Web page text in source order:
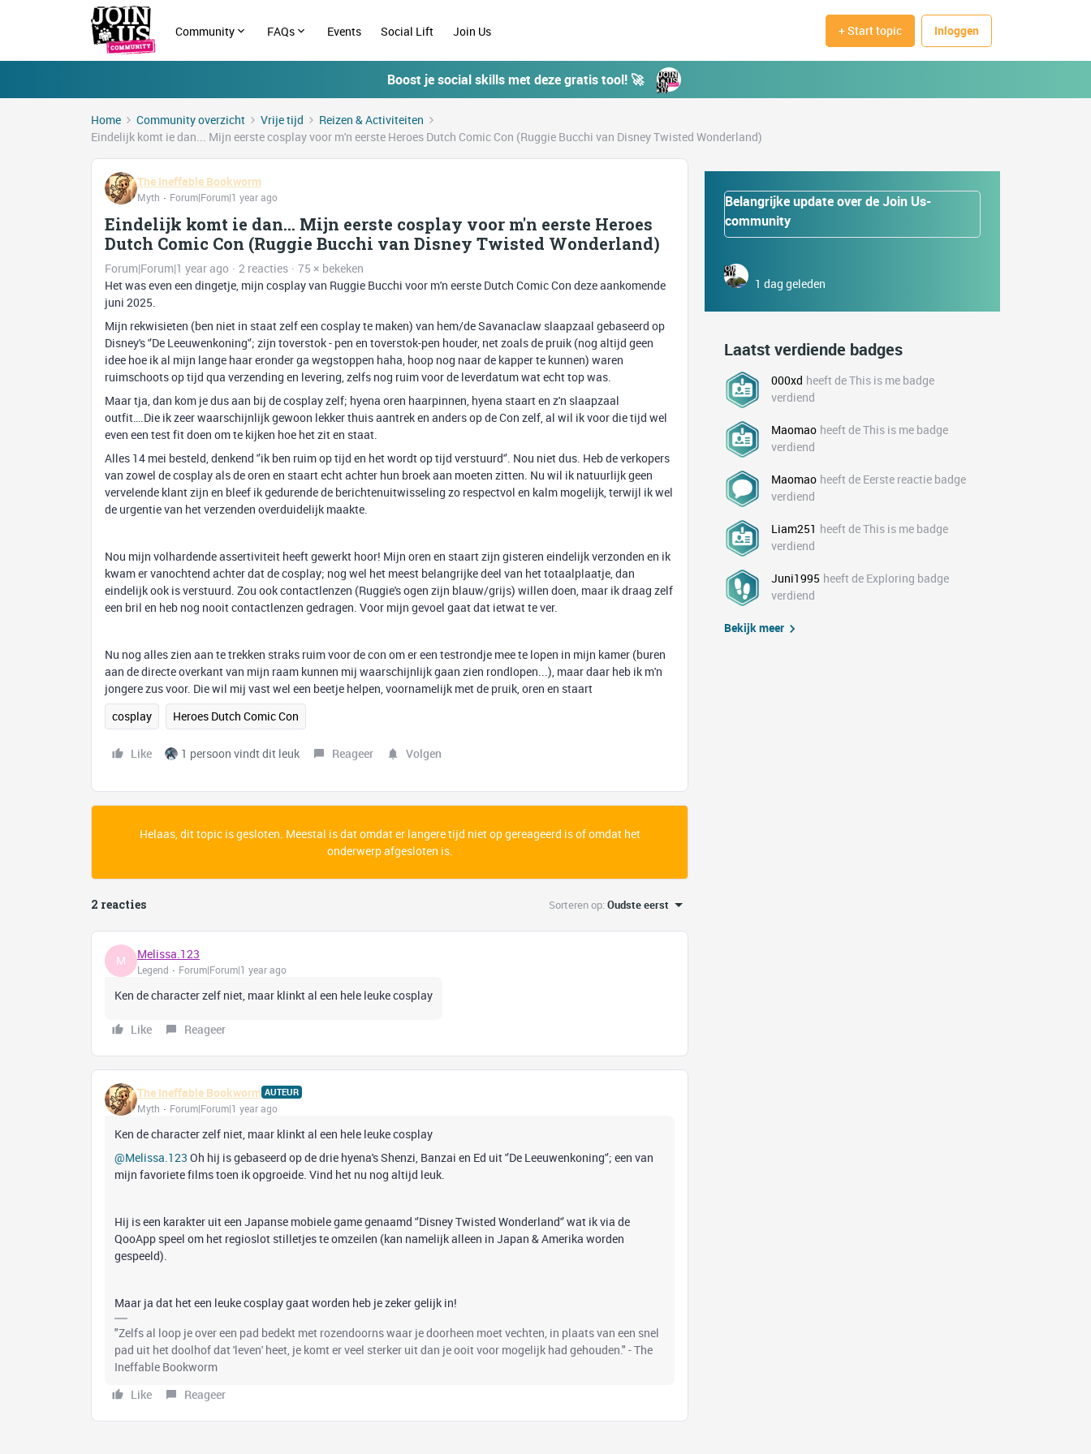
Community FAQs Events Social Lift Join Us + Start topic Inloggen
Boost je social skills met deze gratis tool! 🚀
Home Community overzicht Vrije tijd
Reizen & Activiteiten
Eindelijk komt ie dan... Mijn eerste cosplay voor m'n eerste Heroes Dutch Comic Con (Ruggie Bucchi van Disney Twisted Wonderland)
The Ineffable Bookworm
Myth Forum|Forum|1 year ago
Eindelijk komt ie dan... Mijn eerste cosplay voor m'n eerste Heroes
Dutch Comic Con (Ruggie Bucchi van Disney Twisted Wonderland)
Forum|Forum|1 year ago 2 reacties
75 × bekeken
Het was even een dingetje, mijn cosplay van Ruggie Bucchi voor m'n eerste Dutch Comic Con deze aankomende
juni 2025.
Mijn rekwisieten (ben niet in staat zelf een cosplay te maken) van hem/de Savanaclaw slaapzaal gebaseerd op
Disney's '’De Leeuwenkoning'’; zijn toverstok - pen en toverstok-pen houder, net zoals de pruik (nog altijd geen
idee hoe ik al mijn lange haar eronder ga wegstoppen haha, hoop nog naar de kapper te kunnen) waren
ruimschoots op tijd qua verzending en levering, zelfs nog ruim voor de leverdatum wat echt top was.
Maar tja, dan kom je dus aan bij de cosplay zelf; hyena oren haarpinnen, hyena staart en z'n slaapzaal
outfit….Die ik zeer waarschijnlijk gewoon lekker thuis aantrek en anders op de Con zelf, al wil ik voor die tijd wel
even een test fit doen om te kijken hoe het zit en staat.
Alles 14 mei besteld, denkend '’ik ben ruim op tijd en het wordt op tijd verstuurd'’. Nou niet dus. Heb de verkopers
van zowel de cosplay als de oren en staart echt achter hun broek aan moeten zitten. Nu wil ik natuurlijk geen
vervelende klant zijn en bleef ik gedurende de berichtenuitwisseling zo respectvol en kalm mogelijk, terwijl ik wel
de urgentie van het verzenden overduidelijk maakte.
Nou mijn volhardende assertiviteit heeft gewerkt hoor! Mijn oren en staart zijn gisteren eindelijk verzonden en ik
kwam er vanochtend achter dat de cosplay; nog wel het meest belangrijke deel van het totaalplaatje, dan
eindelijk ook is verstuurd. Zou ook contactlenzen (Ruggie's ogen zijn blauw/grijs) willen doen, maar ik draag zelf
een bril en heb nog nooit contactlenzen gedragen. Voor mijn gevoel gaat dat ietwat te ver.
Nu nog alles zien aan te trekken straks ruim voor de con om er een testrondje mee te lopen in mijn kamer (buren
aan de directe overkant van mijn raam kunnen mij waarschijnlijk gaan zien rondlopen...), maar daar heb ik m'n
jongere zus voor. Die wil mij vast wel een beetje helpen, voornamelijk met de pruik, oren en staart
cosplay
Heroes Dutch Comic Con
Like 1 persoon vindt dit leuk Reageer Volgen
Helaas, dit topic is gesloten. Meestal is dat omdat er langere tijd niet op gereageerd is of omdat het
onderwerp afgesloten is.
2 reacties Sorteren op:Oudste eerst
M Melissa.123
Legend Forum|Forum|1 year ago
Ken de character zelf niet, maar klinkt al een hele leuke cosplay
Like Reageer
The Ineffable Bookworm AUTEUR
Myth Forum|Forum|1 year ago
Ken de character zelf niet, maar klinkt al een hele leuke cosplay
@Melissa.123 Oh hij is gebaseerd op de drie hyena's Shenzi, Banzai en Ed uit '’De Leeuwenkoning'’; een van
mijn favoriete films toen ik opgroeide. Vind het nu nog altijd leuk.
Hij is een karakter uit een Japanse mobiele game genaamd '’Disney Twisted Wonderland'’ wat ik via de
QooApp speel om het regioslot stilletjes te omzeilen (kan namelijk alleen in Japan & Amerika worden
gespeeld).
Maar ja dat het een leuke cosplay gaat worden heb je zeker gelijk in!
"Zelfs al loop je over een pad bedekt met rozendoorns waar je doorheen moet vechten, in plaats van een snel
pad uit het doolhof dat 'leven' heet, je komt er veel sterker uit dan je ooit voor mogelijk had gehouden." - The
Ineffable Bookworm
Like
Reageer
Belangrijke update over de Join Us-
community
1 dag geleden
Laatst verdiende badges
000xd heeft de This is me badge
verdiend
Maomao heeft de This is me badge
verdiend
Maomao heeft de Eerste reactie badge
verdiend
Liam251 heeft de This is me badge
verdiend
Juni1995 heeft de Exploring badge
verdiend
Bekijk meer